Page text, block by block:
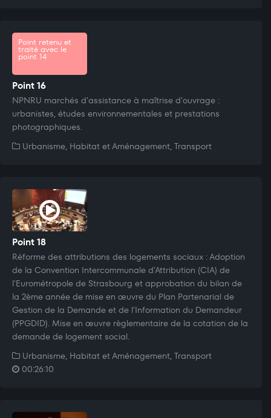
Point retenu et
traité avec le
point 14
Point 16
NPNRU marchés d'assistance à maîtrise d'ouvrage :
urbanistes, études environnementales et prestations
photographiques.
Urbanisme, Habitat et Aménagement, Transport
Point 18
Réforme des attributions des logements sociaux : Adoption
de la Convention Intercommunale d'Attribution (CIA) de
l'Eurométropole de Strasbourg et approbation du bilan de
la 2ème année de mise en œuvre du Plan Partenarial de
Gestion de la Demande et de l'Information du Demandeur
(PPGDID). Mise en œuvre règlementaire de la cotation de la
demande de logement social.
Urbanisme, Habitat et Aménagement, Transport
00:26:10